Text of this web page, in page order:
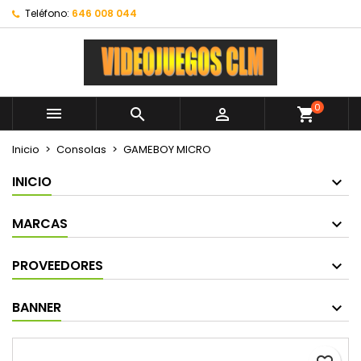
Teléfono: 646 008 044
   shopping_cart0
Inicio Consolas GAMEBOY MICRO
INICIO
MARCAS
PROVEEDORES
BANNER